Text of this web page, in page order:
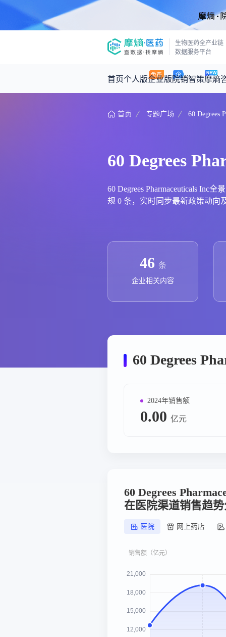
生物医药全产业链
数据服务平台
首页个人版企业版院销智策摩熵
咨询服务
产品立项评估及管线规划
产业/行业调研
投资决策与交易估值
摩熵原创
深度分析
政策法规
投融资
时讯
数据中心
基于市场数据，为您提供全面的市场
政策法规
药品生产企业
王中健
首页 专题广场 60 Degrees
60 Degrees
60 Degrees Pharmaceuticals Inc
规 0 条，实时同步最新政策动向
46 条
企业相关内容
60 Degrees
2024年销售额
0.00 亿元
60 Degrees
在医院渠道销售趋
医院 网上药店